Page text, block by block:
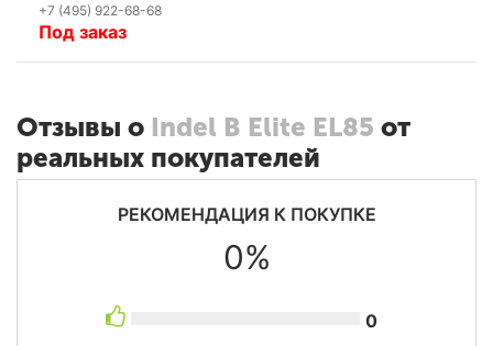
+7 (495) 922-68-68
Под заказ
Отзывы о Indel B Elite EL85 от
реальных покупателей
РЕКОМЕНДАЦИЯ К ПОКУПКЕ
0%
0